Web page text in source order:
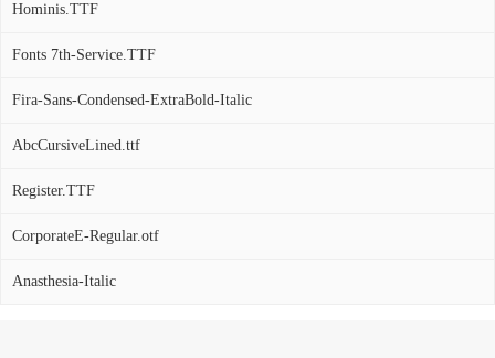
Hominis.TTF
Fonts 7th-Service.TTF
Fira-Sans-Condensed-ExtraBold-Italic
AbcCursiveLined.ttf
Register.TTF
CorporateE-Regular.otf
Anasthesia-Italic